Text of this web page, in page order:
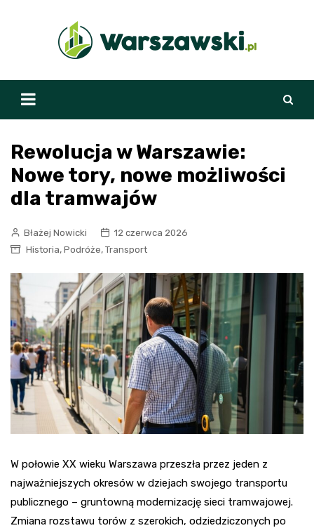
Rewolucja w Warszawie:
Nowe tory, nowe możliwości
dla tramwajów
Błażej Nowicki
12 czerwca 2026
Historia, Podróże, Transport
W połowie XX wieku Warszawa przeszła przez jeden z
najważniejszych okresów w dziejach swojego transportu
publicznego – gruntowną modernizację sieci tramwajowej.
Zmiana rozstawu torów z szerokich, odziedziczonych po